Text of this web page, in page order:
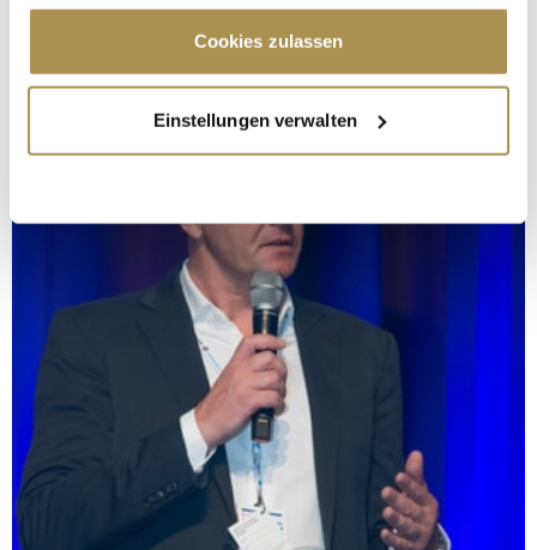
Cookie-Erklärung oder durch Klicken auf das Privacy
Trigger Symbol ändern oder widerrufen
Informationen über Ihre geografische Lage
erfassen, welche bis auf einige Meter genau sein
bestimmten Merkmalen (Fingerprinting) identifizieren
Erfahren Sie mehr darüber, wie Ihre persönlichen Daten
verarbeitet werden, und legen Sie Ihre Präferenzen im
Abschnitt Einzelheiten
fest.
Wir verwenden Cookies, um Inhalte und Anzeigen zu
personalisieren, Funktionen für soziale Medien anbieten
zu können und die Zugriffe auf unsere Website zu
analysieren. Außerdem geben wir Informationen zu Ihrer
Verwendung unserer Website an unsere Partner für
soziale Medien, Werbung und Analysen weiter. Unsere
Cookies zulassen
Einstellungen verwalten